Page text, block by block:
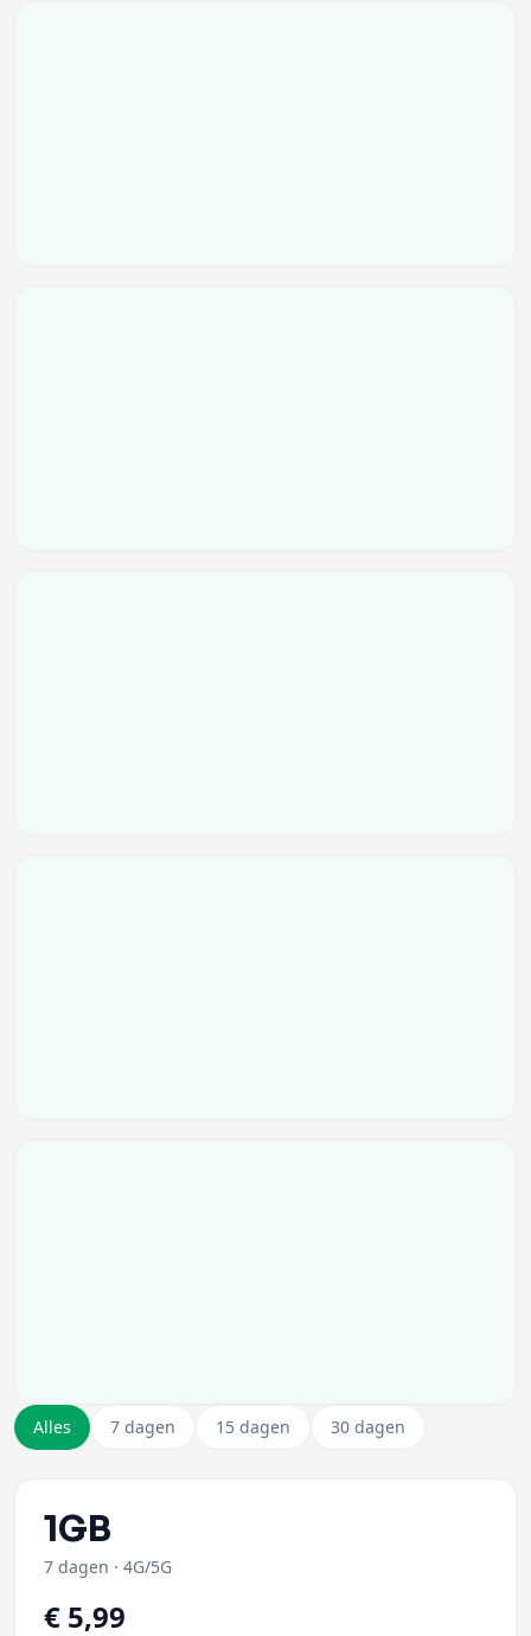
Alles 7 dagen 15 dagen 30 dagen
1GB
7 dagen · 4G/5G
€ 5,99